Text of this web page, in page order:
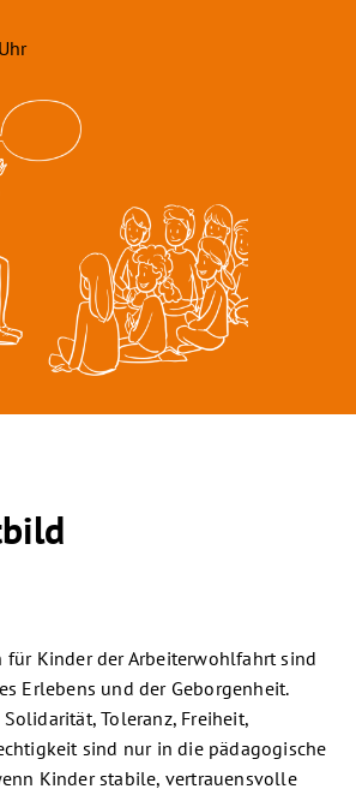
für Kinder der Arbeiterwohlfahrt sind
Erlebens und der Geborgenheit.
Toleranz, Freiheit,
sind nur in die pädagogische
Kinder stabile, vertrauensvolle